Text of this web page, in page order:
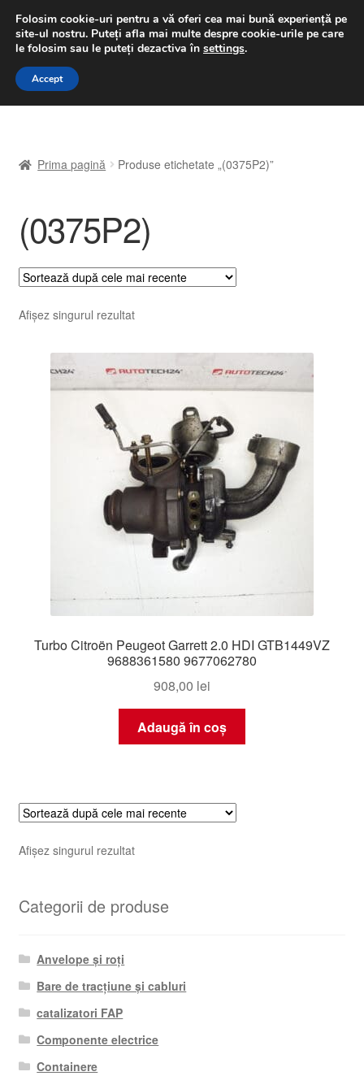
LIVRARE de la 33 lei
luni-vineri 9 a.m. - 4 p.m.031 229 6816
Sari
Sari
A lua legatura
Contul meu
Coș
Despre noi
Finalizare comandă
Livrare
Livrare în toată lumea
Politică de confidențialitate
Termeni si conditii
Prima pagină Produse etichetate „(0375P2)”
(0375P2)
Afișez singurul rezultat
Turbo Citroën Peugeot Garrett 2.0 HDI GTB1449VZ
9688361580 9677062780
908,00 lei
Adaugă în coș
Afișez singurul rezultat
Categorii de produse
Anvelope și roți
Bare de tracțiune și cabluri
catalizatori FAP
Componente electrice
Containere
Folosim cookie-uri pentru a vă oferi cea mai bună experiență pe
site-ul nostru. Puteți afla mai multe despre cookie-urile pe care
le folosim sau le puteți dezactiva în settings.
Accept